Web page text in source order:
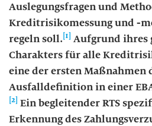
Auslegungsfragen und
Kreditrisikomessung und -
regeln soll. [1] Aufgrund ihres
Charakters für alle
eine der ersten Maßnahmen
Ausfalldefinition in einer
[2] Ein begleitender RTS
Erkennung des